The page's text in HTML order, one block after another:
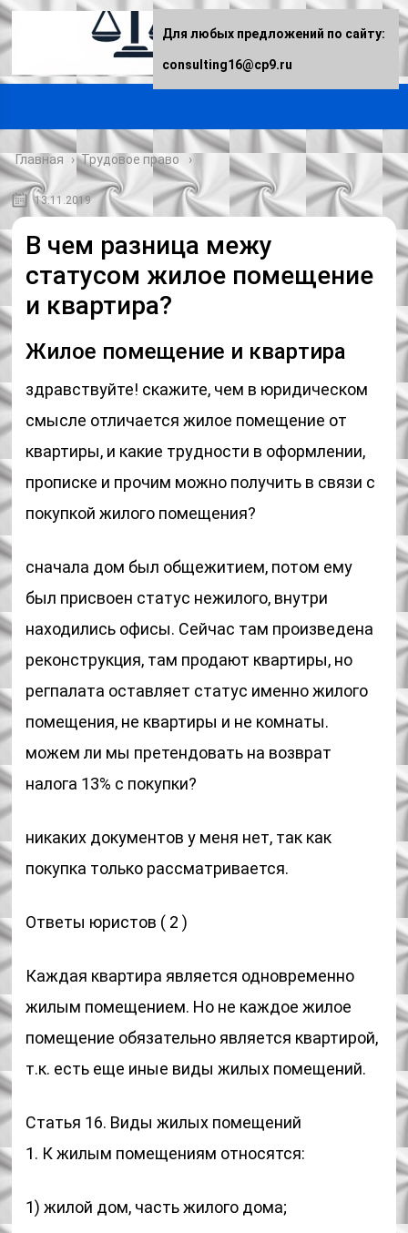
Главная › Трудовое право
13.11.2019
В чем разница межу
статусом жилое помещение
и квартира?
Жилое помещение и квартира
здравствуйте! скажите, чем в юридическом
смысле отличается жилое помещение от
квартиры, и какие трудности в оформлении,
прописке и прочим можно получить в связи с
покупкой жилого помещения?
сначала дом был общежитием, потом ему
был присвоен статус нежилого, внутри
находились офисы. Сейчас там произведена
реконструкция, там продают квартиры, но
регпалата оставляет статус именно жилого
помещения, не квартиры и не комнаты.
можем ли мы претендовать на возврат
налога 13% с покупки?
никаких документов у меня нет, так как
покупка только рассматривается.
Ответы юристов ( 2 )
Каждая квартира является одновременно
жилым помещением. Но не каждое жилое
помещение обязательно является квартирой,
т.к. есть еще иные виды жилых помещений.
Статья 16. Виды жилых помещений
1. К жилым помещениям относятся:
1) жилой дом, часть жилого дома;
Для любых предложений по сайту:
consulting16@cp9.ru